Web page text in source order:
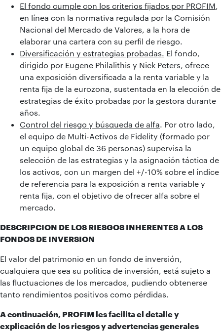
El fondo cumple con los criterios fijados por PROFIM
en línea con la normativa regulada por la Comisión
Nacional del Mercado de Valores, a la hora de
elaborar una cartera con su perfil de riesgo.
Diversificación y estrategias probadas. El fondo,
dirigido por Eugene Philalithis y Nick Peters, ofrece
una exposición diversificada a la renta variable y la
renta fija de la eurozona, sustentada en la elección de
estrategias de éxito probadas por la gestora durante
años.
Control del riesgo y búsqueda de alfa . Por otro lado,
el equipo de Multi-Activos de Fidelity (formado por
un equipo global de 36 personas) supervisa la
selección de las estrategias y la asignación táctica de
los activos, con un margen del +/-10% sobre el índice
de referencia para la exposición a renta variable y
renta fija, con el objetivo de ofrecer alfa sobre el
mercado.
DESCRIPCION DE LOS RIESGOS INHERENTES A LOS
FONDOS DE INVERSION
El valor del patrimonio en un fondo de inversión,
cualquiera que sea su política de inversión, está sujeto a
las fluctuaciones de los mercados, pudiendo obtenerse
tanto rendimientos positivos como pérdidas.
A continuación, PROFIM les facilita el detalle y
explicación de los riesgos y advertencias generales